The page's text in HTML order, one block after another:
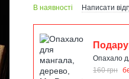
В наявності Написати
Опахало
160 грн